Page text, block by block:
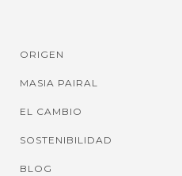
ORIGEN
MASIA PAIRAL
EL CAMBIO
SOSTENIBILIDAD
BLOG